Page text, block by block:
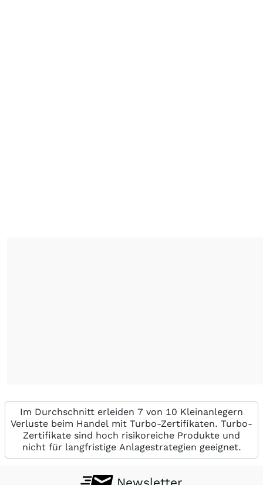
Im Durchschnitt erleiden 7 von 10 Kleinanlegern
Verluste beim Handel mit Turbo-Zertifikaten. Turbo-
Zertifikate sind hoch risikoreiche Produkte und
nicht für langfristige Anlagestrategien geeignet.